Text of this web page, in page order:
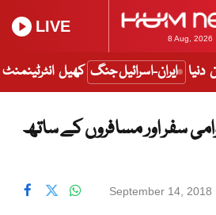
8 Aug, 2026
LIVE
دنیا ایران-اسرائیل جنگ کھیل انٹرٹینمنٹ
سفر اور مسافروں کے ساتھ
September 14, 2018